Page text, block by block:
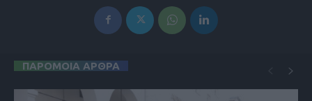
ΠΑΡΟΜΟΙΑ ΑΡΘΡΑ